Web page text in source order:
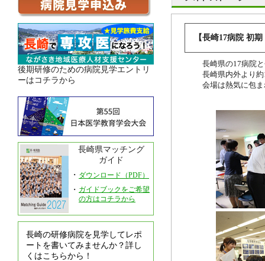
後期研修のための病院見学エントリ
ーはコチラから
長崎県マッチング
ガイド
・ ダウンロード（PDF）
・ ガイドブックをご希望
の方はコチラから
長崎の研修病院を見学してレポ
ートを書いてみませんか？詳し
くはこちらから！
【長崎17病院 初
長崎県の17病院
長崎県内外より
会場は熱気に包